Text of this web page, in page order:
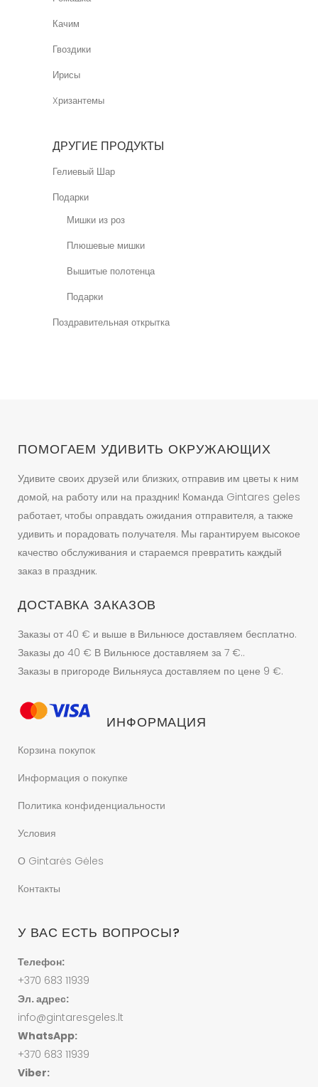
Качим
Гвоздики
Ирисы
Xризантемы
ДРУГИЕ ПРОДУКТЫ
Гелиевый Шар
Подарки
Мишки из роз
Плюшевые мишки
Вышитые полотенца
Подарки
Поздравительная открытка
ПОМОГАЕМ УДИВИТЬ ОКРУЖАЮЩИХ
Удивите своих друзей или близких, отправив им цветы к ним
домой, на работу или на праздник! Команда Gintares geles
работает, чтобы оправдать ожидания отправителя, а также
удивить и порадовать получателя. Мы гарантируем высокое
качество обслуживания и стараемся превратить каждый
заказ в праздник.
ДОСТАВКА ЗАКАЗОВ
Заказы от 40 € и выше в Вильнюсе доставляем бесплатно.
Заказы до 40 € В Вильнюсе доставляем за 7 €..
Заказы в пригороде Вильняуса доставляем по цене 9 €.
ИНФОРМАЦИЯ
Корзина покупок
Информация о покупке
Политика конфиденциальности
Условия
О Gintarės Gėles
Контакты
У ВАС ЕСТЬ ВОПРОСЫ?
Телефон:
+370 683 11939
Эл. адрес:
info@gintaresgeles.lt
WhatsApp:
+370 683 11939
Viber: